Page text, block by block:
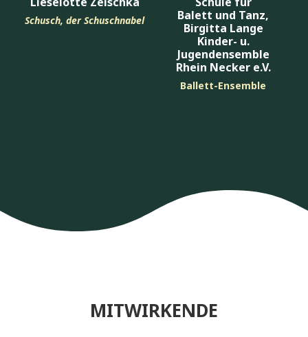
Schusch, der Schuschnabel
Balett und Tanz,
Birgitta Lange
Kinder- u.
Jugendensemble
Rhein Necker e.V.
Ballett-Ensemble
MITWIRKENDE